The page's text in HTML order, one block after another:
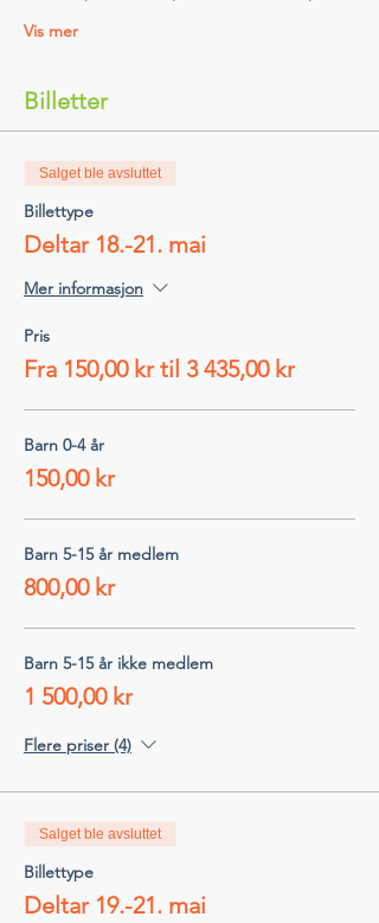
Vis mer
Billetter
Salget ble avsluttet
Billettype
Deltar 18.-21. mai
Mer informasjon
Pris
Fra 150,00 kr til 3 435,00 kr
Barn 0-4 år
150,00 kr
Barn 5-15 år medlem
800,00 kr
Barn 5-15 år ikke medlem
1 500,00 kr
Flere priser (4)
Salget ble avsluttet
Billettype
Deltar 19.-21. mai